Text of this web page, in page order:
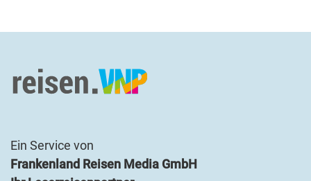
Ein Service von
Frankenland Reisen Media GmbH